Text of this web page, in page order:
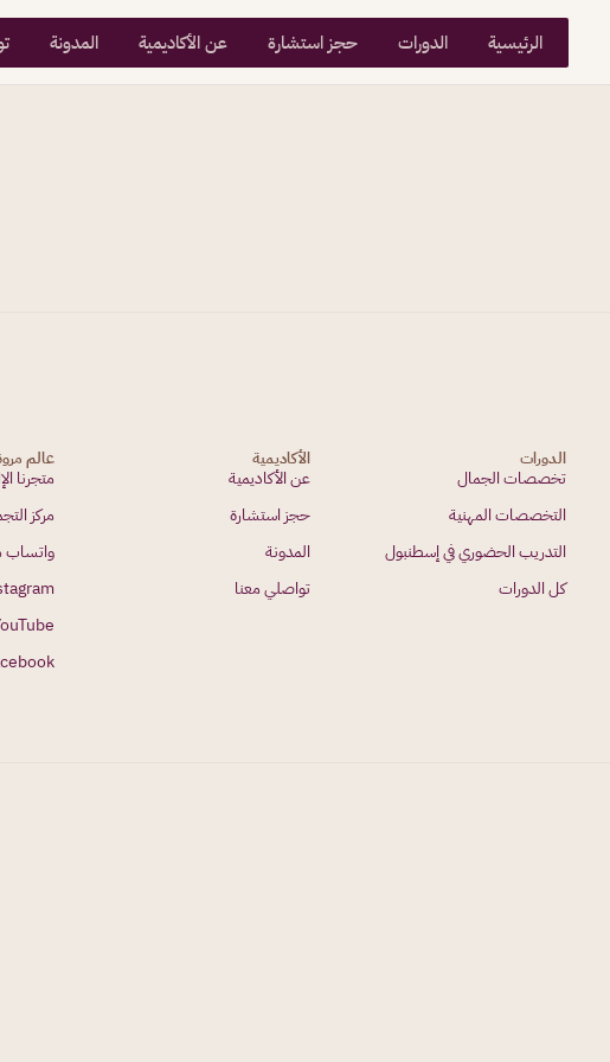
الرئيسية الدورات حجز استشارة عن الأكاديمية المدونة
الدورات
تخصصات الجمال
التخصصات المهنية
التدريب الحضوري في إسطنبول
كل الدورات
الأكاديمية
عن الأكاديمية
حجز استشارة
المدونة
تواصلي معنا
عالم
متجرنا
مركز
واتساب